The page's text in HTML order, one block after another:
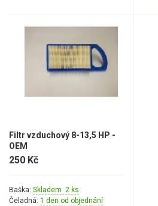
Elektro instalace
Sběrný koš
Žací ústrojí 102, 122 cm
Pojezd, převodovka
Řetězové pily
Náhradní díly pro křovinořezy
Filtr vzduchový 8-13,5 HP -
OEM
250 Kč
Baška: Skladem 2 ks
Čeladná: 1 den od objednání